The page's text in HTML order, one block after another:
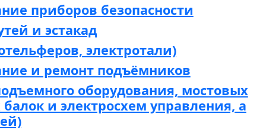
приборов безопасности
и эстакад
электротали)
и ремонт подъёмников
оборудования, мостовых
и электросхем управления, а